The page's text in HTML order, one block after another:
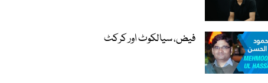
فیض، سیالکوٹ اور کرکٹ